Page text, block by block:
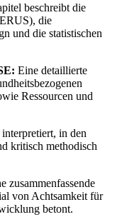
beschreibt die
die
und die statistischen
Eine detaillierte
Ressourcen und
in den
kritisch methodisch
zusammenfassende
von Achtsamkeit für
betont.